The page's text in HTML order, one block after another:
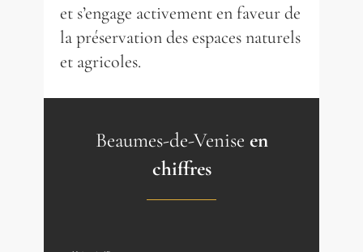
et s’engage activement en faveur de
la préservation des espaces naturels
et agricoles.
Beaumes-de-Venise en
chiffres